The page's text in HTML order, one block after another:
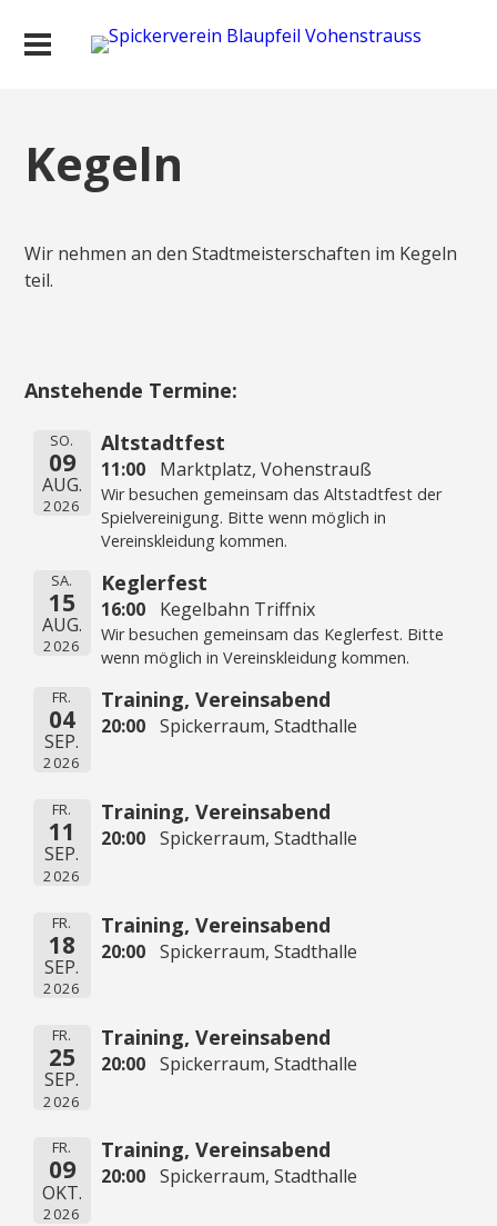
Kegeln
Wir nehmen an den Stadtmeisterschaften im Kegeln
teil.
Anstehende Termine:
SO.
09
AUG.
2026
Altstadtfest
11:00 Marktplatz, Vohenstrauß
Wir besuchen gemeinsam das Altstadtfest der
Spielvereinigung. Bitte wenn möglich in
Vereinskleidung kommen.
SA.
15
AUG.
2026
Keglerfest
16:00 Kegelbahn Triffnix
Wir besuchen gemeinsam das Keglerfest. Bitte
wenn möglich in Vereinskleidung kommen.
FR.
04
SEP.
2026
Training, Vereinsabend
20:00 Spickerraum, Stadthalle
FR.
11
SEP.
2026
Training, Vereinsabend
20:00 Spickerraum, Stadthalle
FR.
18
SEP.
2026
Training, Vereinsabend
20:00 Spickerraum, Stadthalle
FR.
25
SEP.
2026
Training, Vereinsabend
20:00 Spickerraum, Stadthalle
FR.
09
OKT.
2026
Training, Vereinsabend
20:00 Spickerraum, Stadthalle